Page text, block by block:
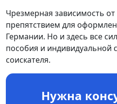
Чрезмерная зависимость от
препятствием для
Германии. Но и здесь все
пособия и индивидуальной
соискателя.
Нужна